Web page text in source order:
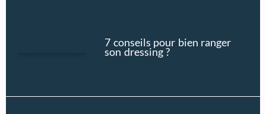
7 conseils pour bien ranger
son dressing ?